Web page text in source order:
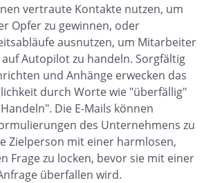
vertraute Kontakte nutzen, um
Opfer zu gewinnen, oder
ausnutzen, um Mitarbeiter
Autopilot zu handeln. Sorgfältig
und Anhänge erwecken das
durch Worte wie "überfällig"
Die E-Mails können
des Unternehmens zu
Zielperson mit einer harmlosen,
Frage zu locken, bevor sie mit einer
überfallen wird.